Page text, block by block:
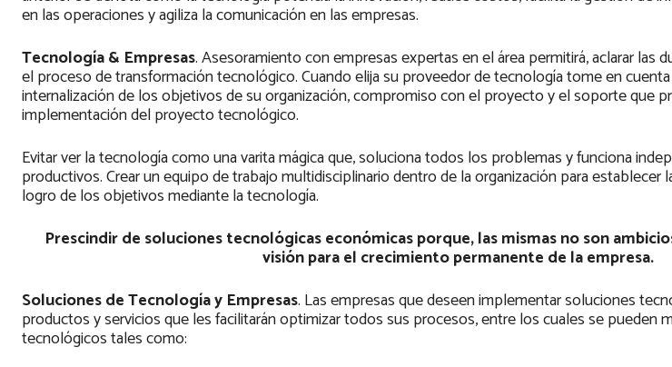
en las operaciones y agiliza la comunicación en las empresas.
Tecnología & Empresas. Asesoramiento con empresas expertas en el área permitirá, aclarar las
el proceso de transformación tecnológico. Cuando elija su proveedor de tecnología tome en
internalización de los objetivos de su organización, compromiso con el proyecto y el soporte que
implementación del proyecto tecnológico.
Evitar ver la tecnología como una varita mágica que, soluciona todos los problemas y funciona
productivos. Crear un equipo de trabajo multidisciplinario dentro de la organización para establecer
logro de los objetivos mediante la tecnología.
Prescindir de soluciones tecnológicas económicas porque, las mismas no son
visión para el crecimiento permanente de la empresa.
Soluciones de Tecnología y Empresas. Las empresas que deseen implementar soluciones
productos y servicios que les facilitarán optimizar todos sus procesos, entre los cuales se pueden
tecnológicos tales como: